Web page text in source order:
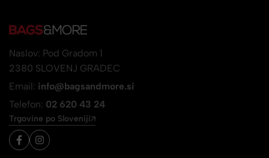
Naslov: Pod Gradom 1
2380 SLOVENJ GRADEC
Email: info@bagsandmore.si
Telefon: 02 620 43 24
Trgovine po Sloveniji